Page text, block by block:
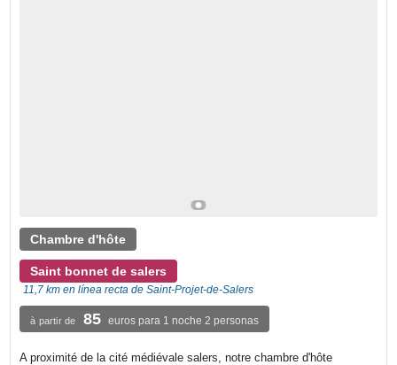
Chambre d'hôte
Saint bonnet de salers
11,7 km en línea recta de Saint-Projet-de-Salers
à partir de 85 euros para 1 noche 2 personas
A proximité de la cité médiévale salers, notre chambre d'hôte